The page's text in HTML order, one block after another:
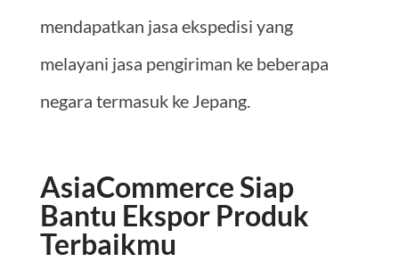
mendapatkan jasa ekspedisi yang
melayani jasa pengiriman ke beberapa
negara termasuk ke Jepang.
AsiaCommerce Siap
Bantu Ekspor Produk
Terbaikmu